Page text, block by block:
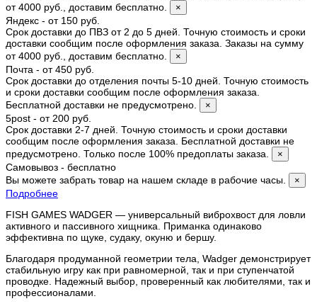
от 4000 руб., доставим бесплатно.
×
Яндекс - от 150 руб.
Срок доставки до ПВЗ от 2 до 5 дней. Точную стоимость и сроки
доставки сообщим после оформления заказа. Заказы на сумму
от 4000 руб., доставим бесплатно.
×
Почта - от 450 руб.
Срок доставки до отделения почты 5-10 дней. Точную стоимость
и сроки доставки сообщим после оформления заказа.
Бесплатной доставки не предусмотрено.
×
5post - от 200 руб.
Срок доставки 2-7 дней. Точную стоимость и сроки доставки
сообщим после оформления заказа. Бесплатной доставки не
предусмотрено. Только после 100% предоплаты заказа.
×
Самовывоз - бесплатно
Вы можете забрать товар на нашем складе в рабочие часы.
×
Подробнее
FISH GAMES WADGER — универсальный виброхвост для ловли
активного и пассивного хищника. Приманка одинаково
эффективна по щуке, судаку, окуню и бершу.
Благодаря продуманной геометрии тела, Wadger демонстрирует
стабильную игру как при равномерной, так и при ступенчатой
проводке. Надежный выбор, проверенный как любителями, так и
профессионалами.